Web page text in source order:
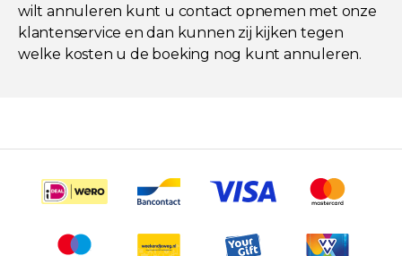
wilt annuleren kunt u contact opnemen met onze
klantenservice en dan kunnen zij kijken tegen
welke kosten u de boeking nog kunt annuleren.